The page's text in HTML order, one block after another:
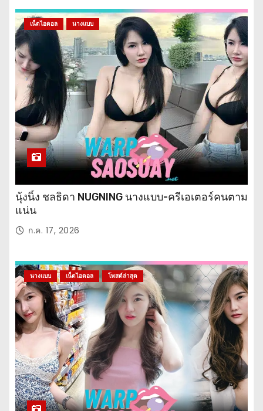
เน็ตไอดอล นางแบบ
นุ้งนิ้ง ชลธิดา NUGNING นางแบบ-ครีเอเตอร์คนตาม
แน่น
ก.ค. 17, 2026
นางแบบ เน็ตไอดอล โพสต์ล่าสุด